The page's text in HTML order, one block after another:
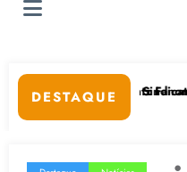
DESTAQUE
Sindicato
Fanon: por uma luta